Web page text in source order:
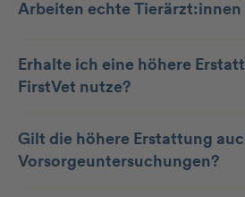
Arbeiten echte Tierärzt:innen
Erhalte ich eine höhere
FirstVet nutze?
Gilt die höhere Erstattung
Vorsorgeuntersuchungen?